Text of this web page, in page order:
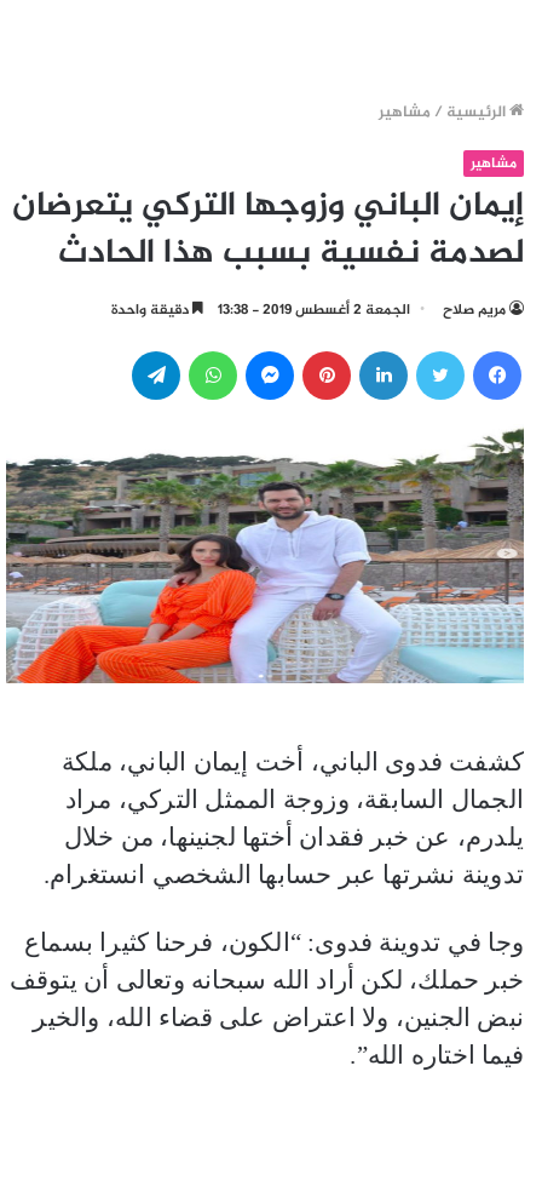
الرئيسية / مشاهير
مشاهير
إيمان الباني وزوجها التركي يتعرضان
لصدمة نفسية بسبب هذا الحادث
مريم صلاح الجمعة 2 أغسطس 2019 - 13:38 دقيقة واحدة
كشفت فدوى الباني، أخت إيمان الباني، ملكة
الجمال السابقة، وزوجة الممثل التركي، مراد
يلدرم، عن خبر فقدان أختها لجنينها، من خلال
تدوينة نشرتها عبر حسابها الشخصي انستغرام.
وجا في تدوينة فدوى: “الكون، فرحنا كثيرا بسماع
خبر حملك، لكن أراد الله سبحانه وتعالى أن يتوقف
نبض الجنين، ولا اعتراض على قضاء الله، والخير
فيما اختاره الله”.